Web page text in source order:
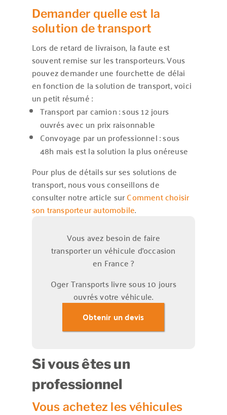
Demander quelle est la
solution de transport
Lors de retard de livraison, la faute est
souvent remise sur les transporteurs. Vous
pouvez demander une fourchette de délai
en fonction de la solution de transport, voici
un petit résumé :
Transport par camion : sous 12 jours
ouvrés avec un prix raisonnable
Convoyage par un professionnel : sous
48h mais est la solution la plus onéreuse
Pour plus de détails sur ses solutions de
transport, nous vous conseillons de
consulter notre article surComment choisir
son transporteur automobile.
Vous avez besoin de faire
transporter un véhicule d’occasion
en France ?
Oger Transports livre sous 10 jours
ouvrés votre véhicule.
Obtenir un devis
Si vous êtes un
professionnel
Vous achetez les véhicules